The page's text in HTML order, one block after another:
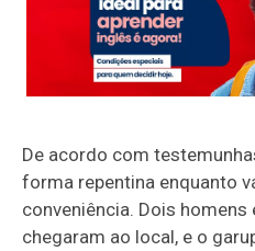
De acordo com
forma repentina enquanto
conveniência. Dois
chegaram ao local, e o